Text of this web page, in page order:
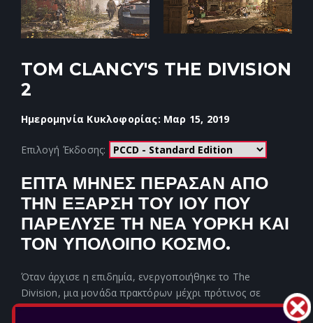
TOM CLANCY'S THE DIVISION
2
Ημερομηνία Κυκλοφορίας: Μαρ 15, 2019
Επιλογή Έκδοσης:
ΕΠΤΑ ΜΗΝΕΣ ΠΕΡΑΣΑΝ ΑΠΟ
ΤΗΝ ΕΞΑΡΣΗ ΤΟΥ ΙΟΥ ΠΟΥ
ΠΑΡΕΛΥΣΕ ΤΗ ΝΕΑ ΥΟΡΚΗ ΚΑΙ
ΤΟΝ ΥΠΟΛΟΙΠΟ ΚΟΣΜΟ.
Όταν άρχισε η επιδημία, ενεργοποιήθηκε το The
Division, μια μονάδα πρακτόρων μέχρι πρότινος σε
αδράνεια, ως η τελευταία άμυνα απέναντι στην επίθεση.